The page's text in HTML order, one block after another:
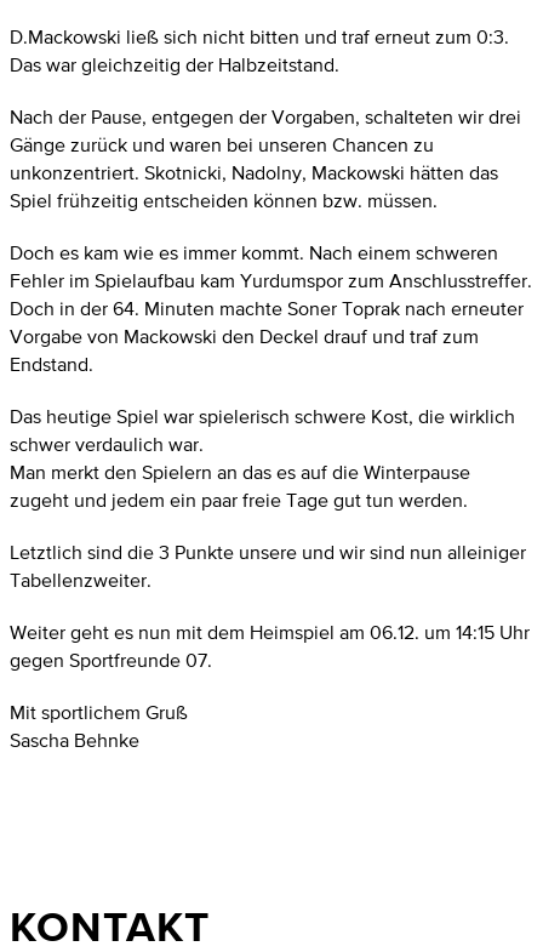
D.Mackowski ließ sich nicht bitten und traf erneut zum 0:3.
Das war gleichzeitig der Halbzeitstand.
Nach der Pause, entgegen der Vorgaben, schalteten wir drei
Gänge zurück und waren bei unseren Chancen zu
unkonzentriert. Skotnicki, Nadolny, Mackowski hätten das
Spiel frühzeitig entscheiden können bzw. müssen.
Doch es kam wie es immer kommt. Nach einem schweren
Fehler im Spielaufbau kam Yurdumspor zum Anschlusstreffer.
Doch in der 64. Minuten machte Soner Toprak nach erneuter
Vorgabe von Mackowski den Deckel drauf und traf zum
Endstand.
Das heutige Spiel war spielerisch schwere Kost, die wirklich
schwer verdaulich war.
Man merkt den Spielern an das es auf die Winterpause
zugeht und jedem ein paar freie Tage gut tun werden.
Letztlich sind die 3 Punkte unsere und wir sind nun alleiniger
Tabellenzweiter.
Weiter geht es nun mit dem Heimspiel am 06.12. um 14:15 Uhr
gegen Sportfreunde 07.
Mit sportlichem Gruß
Sascha Behnke
KONTAKT